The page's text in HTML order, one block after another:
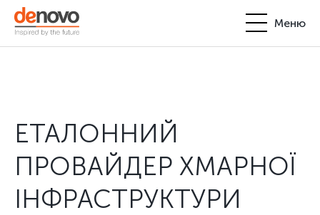
Меню
Партнерство
Блог
+380-44-200-93-39
request@denovo.ua
ЕТАЛОННИЙ
ПРОВАЙДЕР ХМАРНОЇ
ІНФРАСТРУКТУРИ